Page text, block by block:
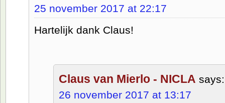
25 november 2017 at 22:17
Hartelijk dank Claus!
Claus van Mierlo - NICLA says:
26 november 2017 at 13:17